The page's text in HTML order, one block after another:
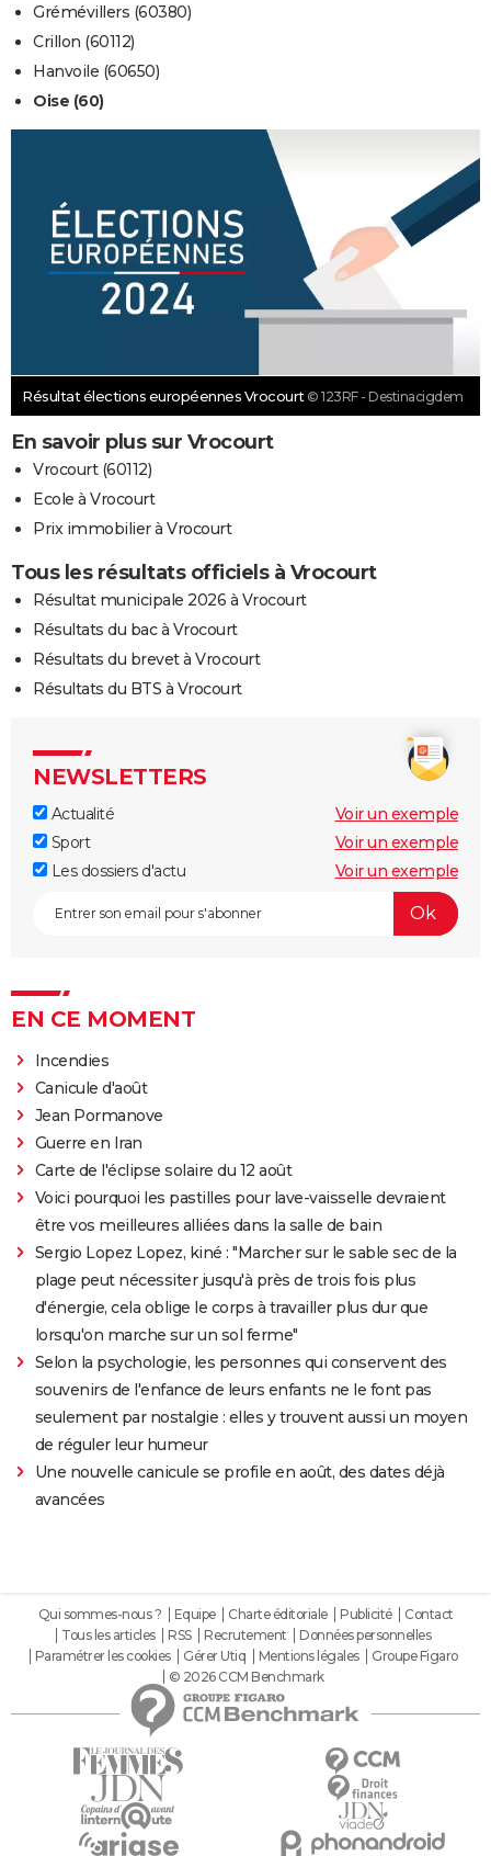
Grémévillers (60380)
Crillon (60112)
Hanvoile (60650)
Oise (60)
Résultat élections européennes Vrocourt © 123RF - Destinacigdem
En savoir plus sur Vrocourt
Vrocourt (60112)
Ecole à Vrocourt
Prix immobilier à Vrocourt
Tous les résultats officiels à Vrocourt
Résultat municipale 2026 à Vrocourt
Résultats du bac à Vrocourt
Résultats du brevet à Vrocourt
Résultats du BTS à Vrocourt
NEWSLETTERS
Actualité
Voir un exemple
Sport
Voir un exemple
Les dossiers d'actu
Voir un exemple
EN CE MOMENT
Incendies
Canicule d'août
Jean Pormanove
Guerre en Iran
Carte de l'éclipse solaire du 12 août
Voici pourquoi les pastilles pour lave-vaisselle devraient
être vos meilleures alliées dans la salle de bain
Sergio Lopez Lopez, kiné : "Marcher sur le sable sec de la
plage peut nécessiter jusqu'à près de trois fois plus
d'énergie, cela oblige le corps à travailler plus dur que
lorsqu'on marche sur un sol ferme"
Selon la psychologie, les personnes qui conservent des
souvenirs de l'enfance de leurs enfants ne le font pas
seulement par nostalgie : elles y trouvent aussi un moyen
de réguler leur humeur
Une nouvelle canicule se profile en août, des dates déjà
avancées
Qui sommes-nous ? Equipe Charte éditoriale Publicité
Contact
Tous les articles
RSS Recrutement
Données personnelles
Paramétrer les cookies
Gérer Utiq Mentions légales
Groupe Figaro
© 2026 CCM Benchmark